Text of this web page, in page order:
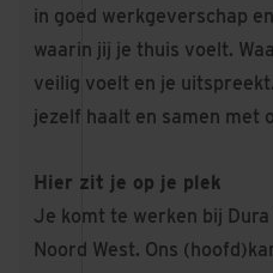
in goed werkgeverschap
waarin jij je thuis voelt.
veilig voelt en je
jezelf haalt en samen met
Hier zit je op je plek
Je komt te werken bij
Noord West. Ons